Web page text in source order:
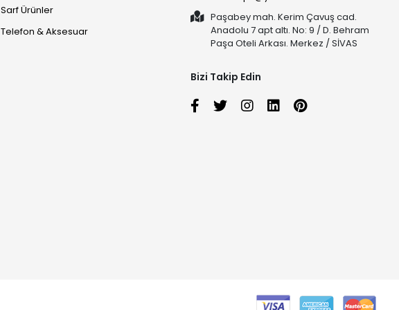
Sarf Ürünler
Telefon & Aksesuar
Paşabey mah. Kerim Çavuş cad.
Anadolu 7 apt altı. No: 9 / D. Behram
Paşa Oteli Arkası. Merkez / SİVAS
Bizi Takip Edin